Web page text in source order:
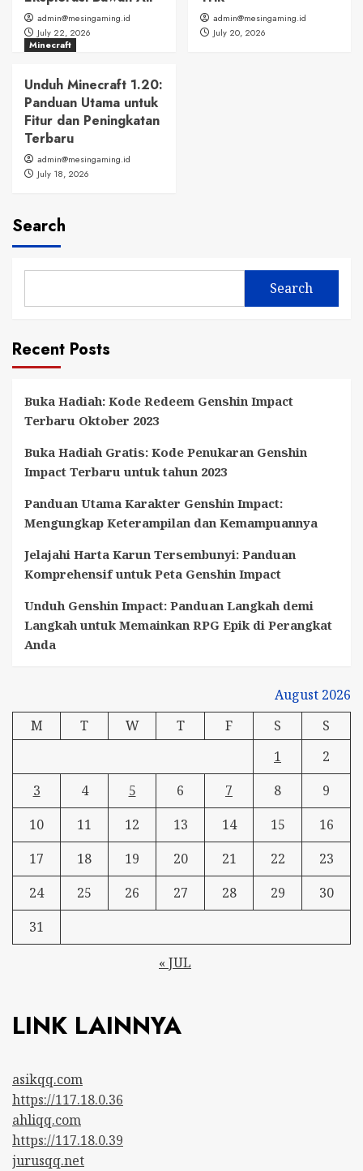
admin@mesingaming.id
July 22, 2026
admin@mesingaming.id
July 20, 2026
Minecraft
Unduh Minecraft 1.20:
Panduan Utama untuk
Fitur dan Peningkatan
Terbaru
admin@mesingaming.id
July 18, 2026
Search
Search
Recent Posts
Buka Hadiah: Kode Redeem Genshin Impact
Terbaru Oktober 2023
Buka Hadiah Gratis: Kode Penukaran Genshin
Impact Terbaru untuk tahun 2023
Panduan Utama Karakter Genshin Impact:
Mengungkap Keterampilan dan Kemampuannya
Jelajahi Harta Karun Tersembunyi: Panduan
Komprehensif untuk Peta Genshin Impact
Unduh Genshin Impact: Panduan Langkah demi
Langkah untuk Memainkan RPG Epik di Perangkat
Anda
August 2026
M
T W T F S
S
1
2
3
4 5 6 7 8
9
10
11 12 13 14 15
16
17
18 19 20 21 22
23
24
25 26 27 28 29
30
31
« JUL
LINK LAINNYA
asikqq.com
https://117.18.0.36
ahliqq.com
https://117.18.0.39
jurusqq.net